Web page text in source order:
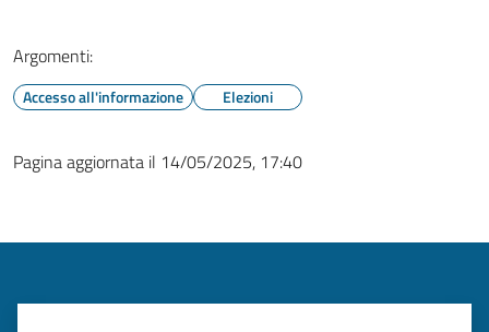
Argomenti:
Accesso all'informazione Elezioni
Pagina aggiornata il 14/05/2025, 17:40